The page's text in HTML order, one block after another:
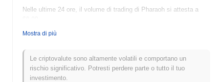
Nelle ultime 24 ore, il volume di trading di Pharaoh si attesta a
Qual è lo storico della fascia di prezzo di Pharaoh?
Massimo Storico (ATH):
Minimo Storico (ATL):
Mostra di più
Le criptovalute sono altamente volatili e comportano un
rischio significativo. Potresti perdere parte o tutto il tuo
investimento.